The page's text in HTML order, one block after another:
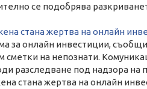
се подобрява
стана жертва на онлайн
за онлайн инвестиции,
на непознати.
разследване под надзора
стана жертва на онлайн